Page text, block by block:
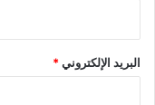
البريد الإلكتروني*